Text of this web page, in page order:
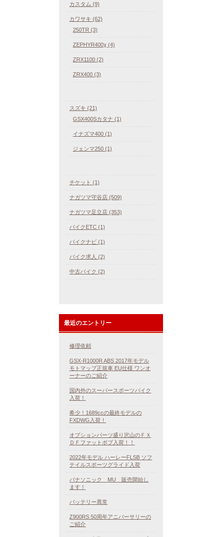
カスタム (9)
カワサキ (62)
250TR (3)
ZEPHYR400χ (4)
ZRX1100 (2)
ZRX400 (3)
スズキ (21)
GSX400Sカタナ (1)
イナズマ400 (1)
ジェンマ250 (1)
チケット (1)
ナガツマ守谷店 (509)
ナガツマ足立店 (353)
バイクETC (1)
バイクナビ (1)
バイク求人 (2)
中古バイク (2)
最近のエントリー
修理依頼
GSX-R1000R ABS 2017年モデル
モトマップ正規車 EU仕様 ワンオ
ーナーのご紹介
国内外のスーパースポーツバイク
入荷！
希少！1689ccの最終モデルの
FXDWG入荷！
オプションパーツ盛り沢山のＦＸ
ＤＦファットボブ入荷！！
2022年モデル ハーレーFLSB ソフ
テイルスポーツグライド入荷
パナソニック MU 販売開始し
ます！
バッテリー異常
Z900RS 50周年アニバーサリーの
ご紹介